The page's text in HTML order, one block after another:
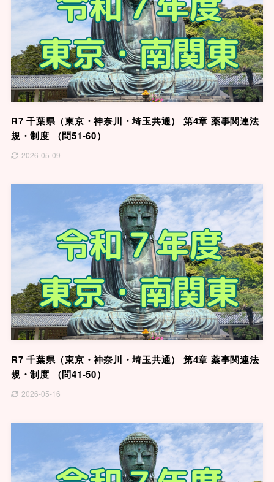
R7 千葉県（東京・神奈川・埼玉共通） 第4章 薬事関連法
規・制度 （問51-60）
2026-05-09
R7 千葉県（東京・神奈川・埼玉共通） 第4章 薬事関連法
規・制度 （問41-50）
2026-05-16